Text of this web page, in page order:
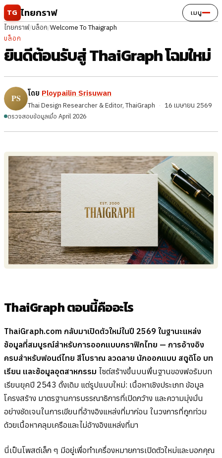
ข้ามไปยังเนื้อหา
TG ไทยกราฟ เมนู
ไทยกราฟ/บล็อก/Welcome To Thaigraph
บล็อก
ยินดีต้อนรับสู่ ThaiGraph โฉมใหม่
โดย Ploypailin Srisuwan
Thai Design Researcher & Editor, ThaiGraph · 16 เมษายน 2569
ตรวจสอบข้อมูลเมื่อ April 2026
ThaiGraph ตอนนี้คืออะไร
ThaiGraph.com กลับมาเปิดตัวใหม่ในปี 2569 ในฐานะแหล่ง
ข้อมูลที่สมบูรณ์สำหรับการออกแบบกราฟิกไทย — การอ้างอิง
ครบสำหรับฟอนต์ไทย สีโบราณ ลวดลาย นักออกแบบ สตูดิโอ บท
เรียน และข้อมูลอุตสาหกรรม ไซต์สร้างขึ้นบนพื้นฐานของฟอรัมบท
เรียนยุคปี 2543 ดั้งเดิม แต่รูปแบบใหม่: เนื้อหาเชิงประเภท ข้อมูล
โครงสร้าง มาตรฐานการบรรณาธิการที่เปิดกว้าง และความมุ่งมั่น
อย่างชัดเจนในการเขียนที่อ้างอิงแหล่งที่มาก่อน ในวงการที่ถูกท่วม
ด้วยเนื้อหาคลุมเครือและไม่อ้างอิงแหล่งที่มา
นี่เป็นโพสต์เล็ก ๆ มีอยู่เพื่อทำเครื่องหมายการเปิดตัวใหม่และบอกคุณ